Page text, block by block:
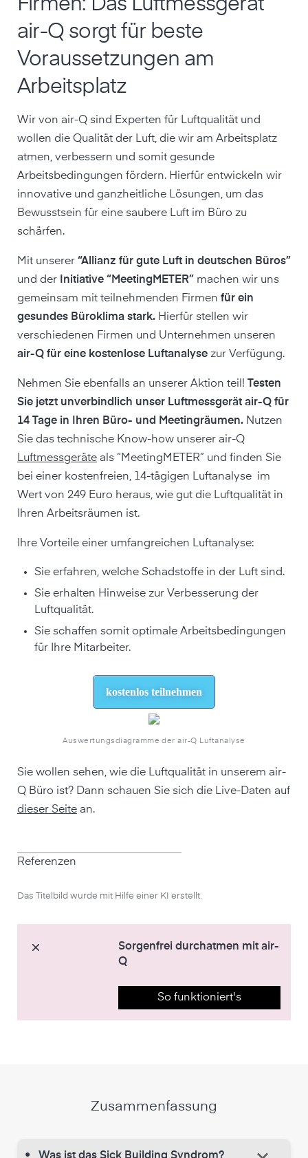
Firmen: Das Luftmessgerät
air-Q sorgt für beste
Voraussetzungen am
Arbeitsplatz
Wir von air-Q sind Experten für Luftqualität und
wollen die Qualität der Luft, die wir am Arbeitsplatz
atmen, verbessern und somit gesunde
Arbeitsbedingungen fördern. Hierfür entwickeln wir
innovative und ganzheitliche Lösungen, um das
Bewusstsein für eine saubere Luft im Büro zu
schärfen.
Mit unserer “Allianz für gute Luft in deutschen Büros”
und der
Initiative “MeetingMETER” machen wir uns
gemeinsam mit teilnehmenden Firmen für ein
gesundes Büroklima stark. Hierfür stellen wir
verschiedenen Firmen und Unternehmen unseren
air-Q für eine kostenlose Luftanalyse zur Verfügung.
Nehmen Sie ebenfalls an unserer Aktion teil!
Testen
Sie jetzt unverbindlich unser Luftmessgerät air-Q für
14 Tage in Ihren Büro- und Meetingräumen. Nutzen
Sie das technische Know-how unserer air-Q
Luftmessgeräte als “MeetingMETER” und finden Sie
bei einer kostenfreien, 14-tägigen Luftanalyse im
Wert von 249 Euro heraus, wie gut die Luftqualität in
Ihren Arbeitsräumen ist.
Ihre Vorteile einer umfangreichen Luftanalyse:
Sie erfahren, welche Schadstoffe in der Luft sind.
Sie erhalten Hinweise zur Verbesserung der
Luftqualität.
Sie schaffen somit optimale Arbeitsbedingungen
für Ihre Mitarbeiter.
kostenlos teilnehmen
Auswertungsdiagramme der air-Q Luftanalyse
Sie wollen sehen, wie die Luftqualität in unserem air-
Q Büro ist? Dann schauen Sie sich die Live-Daten auf
dieser Seite an.
Referenzen
Das Titelbild wurde mit Hilfe einer KI erstellt.
Sorgenfrei durchatmen mit air-
Q
So funktioniert's
Zusammenfassung
Was ist das Sick Building Syndrom?